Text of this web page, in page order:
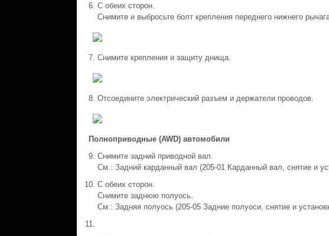
С обеих сторон.
Снимите и выбросьте болт крепления переднего нижнего
Снимите крепления и защиту днища.
Отсоедините электрический разъем и держатели проводов.
Полноприводные (AWD) автомобили
Снимите задний приводной вал.
См.: Задний карданный вал (205-01 Карданный вал, снятие и
С обеих сторон.
Снимите заднюю полуось.
См.: Задняя полуось (205-05 Задние полуоси, снятие и